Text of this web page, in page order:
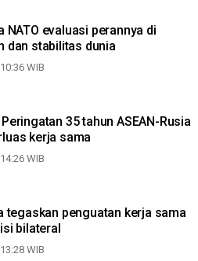
NATO evaluasi perannya di
dan stabilitas dunia
WIB
35 tahun ASEAN-Rusia
kerja sama
WIB
tegaskan penguatan kerja sama
bilateral
WIB